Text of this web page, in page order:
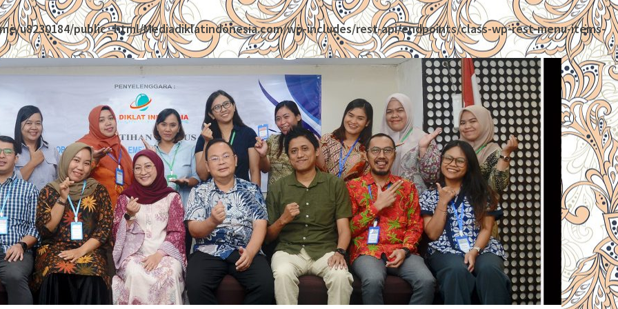
u8230184/public_html/Mediadiklatindonesia.com/wp-includes/rest-api/endpoints/class-wp-rest-menu-items-